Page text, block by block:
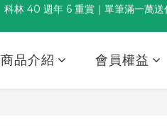
董事長推薦保養組合｜體驗價
科林 40 週年 6 重賞｜單筆滿一萬送
🌙覺好眠全新升級 | 10入體驗組限時
董事長推薦保養組合｜體驗價
商品介紹 會員權益